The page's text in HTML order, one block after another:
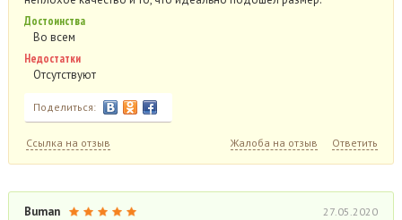
Достоинства
Во всем
Недостатки
Отсутствуют
Поделиться:
Ссылка на отзыв Жалоба на отзыв Ответить
Buman 27.05.2020